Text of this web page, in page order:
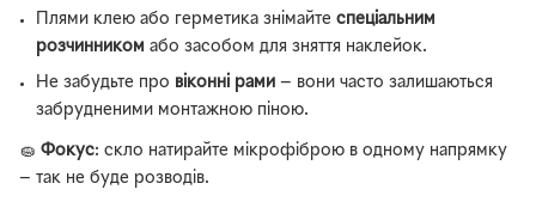
Плями клею або герметика знімайтеспеціальним
розчинником або засобом для зняття наклейок.
Не забудьте про віконні рами — вони часто залишаються
забрудненими монтажною піною.
🧽 Фокус: скло натирайте мікрофіброю в одному напрямку
— так не буде розводів.